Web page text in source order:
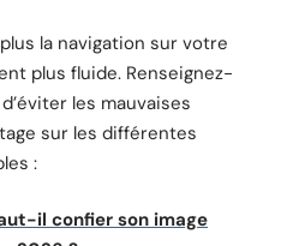
la navigation sur votre
plus fluide. Renseignez-
les mauvaises
sur les différentes
:
il confier son image